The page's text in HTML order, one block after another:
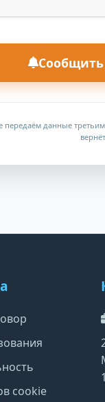
Сообщить
данные третьим
cookie